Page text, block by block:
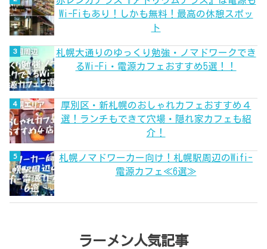
Wi-Fiもあり！しかも無料！最高の休憩スポッ
ト
札幌大通りのゆっくり勉強・ノマドワークでき
るWi-Fi・電源カフェおすすめ5選！！
厚別区・新札幌のおしゃれカフェおすすめ４
選！ランチもできて穴場・隠れ家カフェも紹
介！
札幌ノマドワーカー向け！札幌駅周辺のWifi-
電源カフェ≪6選≫
ラーメン人気記事